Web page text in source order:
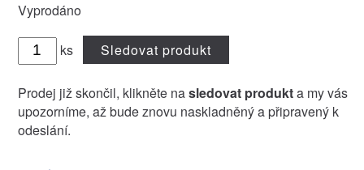
Vyprodáno
ks Sledovat produkt
Prodej již skončil, klikněte nasledovat produkta my vás
upozorníme, až bude znovu naskladněný a připravený k
odeslání.